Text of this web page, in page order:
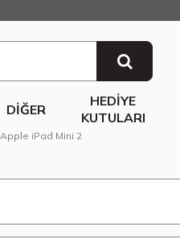
DIĞER
HEDIYE
KUTULARI
Apple iPad Mini 2